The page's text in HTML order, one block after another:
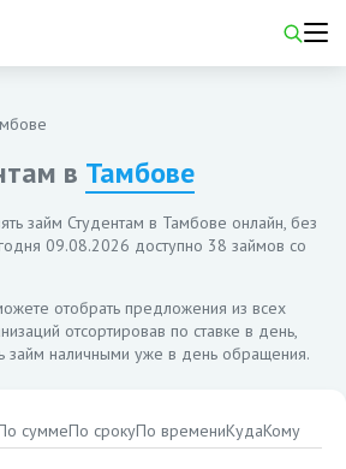
в Тамбове
займ Студентам в Тамбове онлайн, без
09.08.2026 доступно 38 займов со
отобрать предложения из всех
отсортировав по ставке в день,
займ наличными уже в день обращения.
суммеПо срокуПо времениКудаКому